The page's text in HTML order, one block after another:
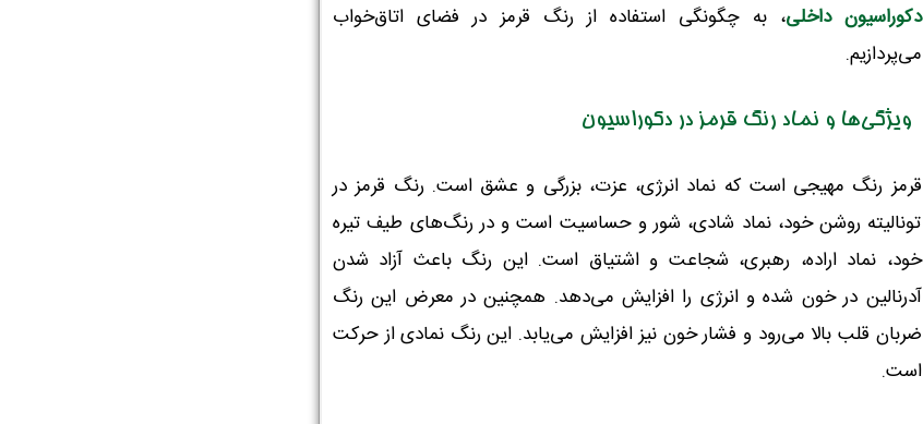
دکوراسیون داخلی، به چگونگی استفاده از رنگ قرمز در فضای اتاق‌خواب
می‌پردازیم.
ویژگی‌ها و نماد رنگ‌ قرمز در دکوراسیون
قرمز رنگ مهیجی است که نماد انرژی، عزت، بزرگی و عشق است. رنگ قرمز در
تونالیته روشن خود، نماد شادی، شور و حساسیت است و در رنگ‌های طیف تیره
خود، نماد اراده، رهبری، شجاعت و اشتیاق است. این رنگ باعث آزاد شدن
آدرنالین در خون شده و انرژی را افزایش می‌دهد. همچنین در معرض این رنگ
ضربان قلب بالا می‌رود و فشار خون نیز افزایش می‌یابد. این رنگ نمادی از حرکت
است.